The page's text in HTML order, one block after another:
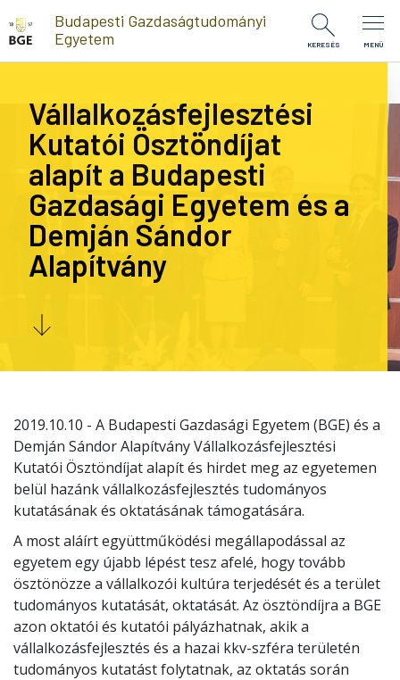
Ugrás a tartalomra
Budapesti Gazdaságtudományi
Egyetem
KERESÉS MENÜ
Vállalkozásfejlesztési
Kutatói Ösztöndíjat
alapít a Budapesti
Gazdasági Egyetem és a
Demján Sándor
Alapítvány
2019.10.10 - A Budapesti Gazdasági Egyetem (BGE) és a
Demján Sándor Alapítvány Vállalkozásfejlesztési
Kutatói Ösztöndíjat alapít és hirdet meg az egyetemen
belül hazánk vállalkozásfejlesztés tudományos
kutatásának és oktatásának támogatására.
A most aláírt együttműködési megállapodással az
egyetem egy újabb lépést tesz afelé, hogy tovább
ösztönözze a vállalkozói kultúra terjedését és a terület
tudományos kutatását, oktatását. Az ösztöndíjra a BGE
azon oktatói és kutatói pályázhatnak, akik a
vállalkozásfejlesztés és a hazai kkv-szféra területén
tudományos kutatást folytatnak, az oktatás során